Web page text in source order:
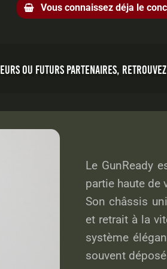
Vous connaissez déja le
OU FUTURS PARTENAIRES,
Le GunReady
partie haute de
Son châssis
et retrait à la
système
souvent